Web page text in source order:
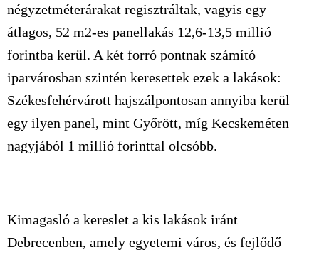
négyzetméterárakat regisztráltak, vagyis egy
átlagos, 52 m2-es panellakás 12,6-13,5 millió
forintba kerül. A két forró pontnak számító
iparvárosban szintén keresettek ezek a lakások:
Székesfehérvárott hajszálpontosan annyiba kerül
egy ilyen panel, mint Győrött, míg Kecskeméten
nagyjából 1 millió forinttal olcsóbb.
Kimagasló a kereslet a kis lakások iránt
Debrecenben, amely egyetemi város, és fejlődő